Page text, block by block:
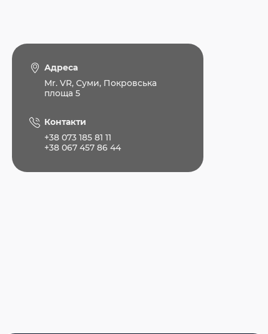
Адреса
Mr. VR, Суми, Покровська
площа 5
Контакти
+38 073 185 81 11
+38 067 457 86 44